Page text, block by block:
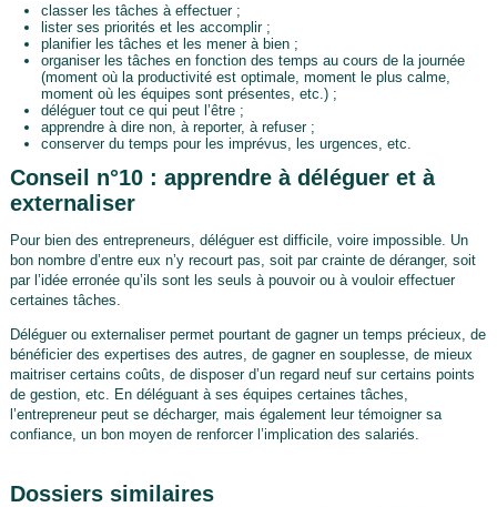
classer les tâches à effectuer ;
lister ses priorités et les accomplir ;
planifier les tâches et les mener à bien ;
organiser les tâches en fonction des temps au cours de la journée
(moment où la productivité est optimale, moment le plus calme,
moment où les équipes sont présentes, etc.) ;
déléguer tout ce qui peut l’être ;
apprendre à dire non, à reporter, à refuser ;
conserver du temps pour les imprévus, les urgences, etc.
Conseil n°10 : apprendre à déléguer et à
externaliser
Pour bien des entrepreneurs, déléguer est difficile, voire impossible. Un
bon nombre d’entre eux n’y recourt pas, soit par crainte de déranger, soit
par l’idée erronée qu’ils sont les seuls à pouvoir ou à vouloir effectuer
certaines tâches.
Déléguer ou externaliser permet pourtant de gagner un temps précieux, de
bénéficier des expertises des autres, de gagner en souplesse, de mieux
maitriser certains coûts, de disposer d’un regard neuf sur certains points
de gestion, etc. En déléguant à ses équipes certaines tâches,
l’entrepreneur peut se décharger, mais également leur témoigner sa
confiance, un bon moyen de renforcer l’implication des salariés.
Dossiers similaires